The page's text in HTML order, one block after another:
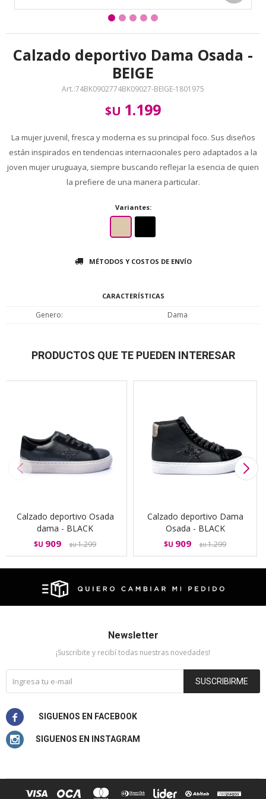
Calzado deportivo Dama Osada -
BEIGE
74BK0902774BK09027-BEIGE-1801975
$U 1.199
La mujer juvenil, fresca y moderna es su principal foco. Sus diseños
están inspirados en tendencias internacionales pero adaptados a la
joven mujer uruguaya, siempre buscando reflejar la esencia de quien
la prefiere de una manera particular.
Variantes:
MÉTODOS Y COSTOS DE ENVÍO
CARACTERÍSTICAS
Genero Dama
PRODUCTOS QUE TE PUEDEN INTERESAR
Calzado deportivo Osada
dama - BLACK
$U 909 $U1.299
Calzado deportivo Dama
Osada - BLACK
$U 909 $U1.299
Newsletter
¡Suscribite y recibí todas nuestras novedades!
SUSCRIBIRME

